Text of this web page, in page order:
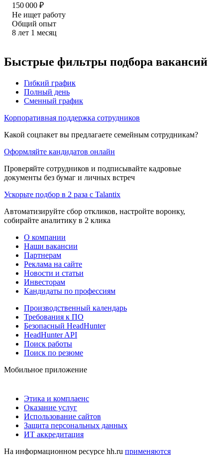
150 000 ₽
Не ищет работу
Общий опыт
8 лет 1 месяц
Быстрые фильтры подбора вакансий
Гибкий график
Полный день
Сменный график
Корпоративная поддержка сотрудников
Какой соцпакет вы предлагаете семейным сотрудникам?
Оформляйте кандидатов онлайн
Проверяйте сотрудников и подписывайте кадровые
документы без бумаг и личных встреч
Ускорьте подбор в 2 раза с Talantix
Автоматизируйте сбор откликов, настройте воронку,
собирайте аналитику в 2 клика
О компании
Наши вакансии
Партнерам
Реклама на сайте
Новости и статьи
Инвесторам
Кандидаты по профессиям
Производственный календарь
Требования к ПО
Безопасный HeadHunter
HeadHunter API
Поиск работы
Поиск по резюме
Мобильное приложение
Этика и комплаенс
Оказание услуг
Использование сайтов
Защита персональных данных
ИТ аккредитация
На информационном ресурсе hh.ru применяются